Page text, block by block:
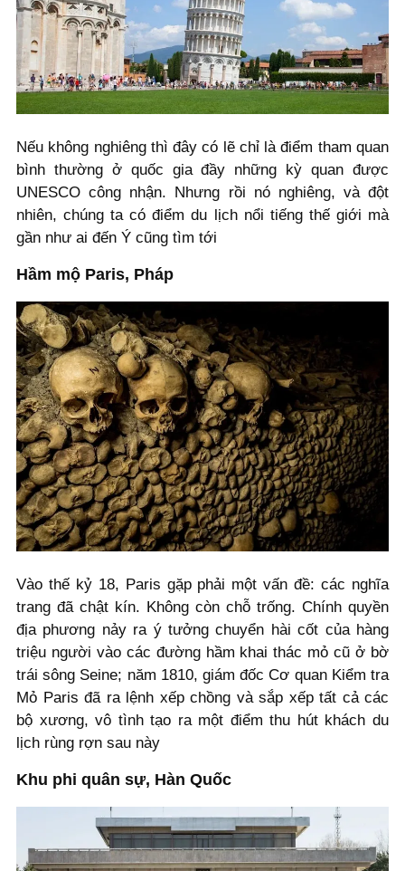
Nếu không nghiêng thì đây có lẽ chỉ là điểm tham quan
bình thường ở quốc gia đầy những kỳ quan được
UNESCO công nhận. Nhưng rồi nó nghiêng, và đột
nhiên, chúng ta có điểm du lịch nổi tiếng thế giới mà
gần như ai đến Ý cũng tìm tới
Hầm mộ Paris, Pháp
Vào thế kỷ 18, Paris gặp phải một vấn đề: các nghĩa
trang đã chật kín. Không còn chỗ trống. Chính quyền
địa phương nảy ra ý tưởng chuyển hài cốt của hàng
triệu người vào các đường hầm khai thác mỏ cũ ở bờ
trái sông Seine; năm 1810, giám đốc Cơ quan Kiểm tra
Mỏ Paris đã ra lệnh xếp chồng và sắp xếp tất cả các
bộ xương, vô tình tạo ra một điểm thu hút khách du
lịch rùng rợn sau này
Khu phi quân sự, Hàn Quốc